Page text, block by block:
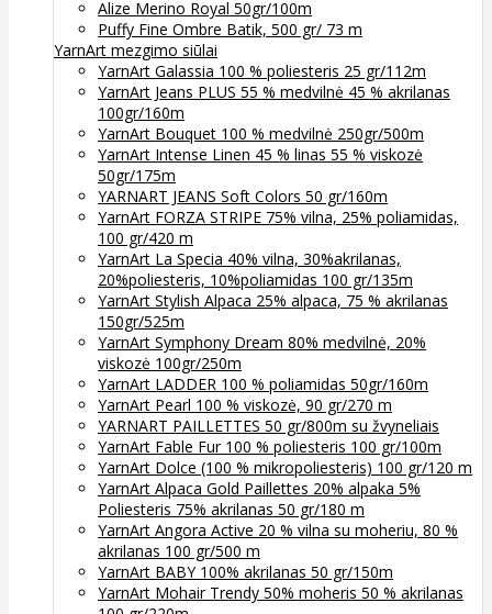
Alize Merino Royal 50gr/100m
Puffy Fine Ombre Batik, 500 gr/ 73 m
YarnArt mezgimo siūlai
YarnArt Galassia 100 % poliesteris 25 gr/112m
YarnArt Jeans PLUS 55 % medvilnė 45 % akrilanas
100gr/160m
YarnArt Bouquet 100 % medvilnė 250gr/500m
YarnArt Intense Linen 45 % linas 55 % viskozė
50gr/175m
YARNART JEANS Soft Colors 50 gr/160m
YarnArt FORZA STRIPE 75% vilna, 25% poliamidas,
100 gr/420 m
YarnArt La Specia 40% vilna, 30%akrilanas,
20%poliesteris, 10%poliamidas 100 gr/135m
YarnArt Stylish Alpaca 25% alpaca, 75 % akrilanas
150gr/525m
YarnArt Symphony Dream 80% medvilnė, 20%
viskozė 100gr/250m
YarnArt LADDER 100 % poliamidas 50gr/160m
YarnArt Pearl 100 % viskozė, 90 gr/270 m
YARNART PAILLETTES 50 gr/800m su žvyneliais
YarnArt Fable Fur 100 % poliesteris 100 gr/100m
YarnArt Dolce (100 % mikropoliesteris) 100 gr/120 m
YarnArt Alpaca Gold Paillettes 20% alpaka 5%
Poliesteris 75% akrilanas 50 gr/180 m
YarnArt Angora Active 20 % vilna su moheriu, 80 %
akrilanas 100 gr/500 m
YarnArt BABY 100% akrilanas 50 gr/150m
YarnArt Mohair Trendy 50% moheris 50 % akrilanas